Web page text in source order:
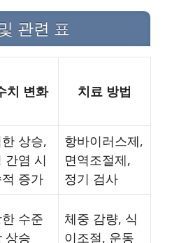
관련 표
치 변화 치료 방법
상승,
간염 시
증가
항바이러스제,
면역조절제,
정기 검사
수준
상승
체중 감량, 식
이조절, 운동